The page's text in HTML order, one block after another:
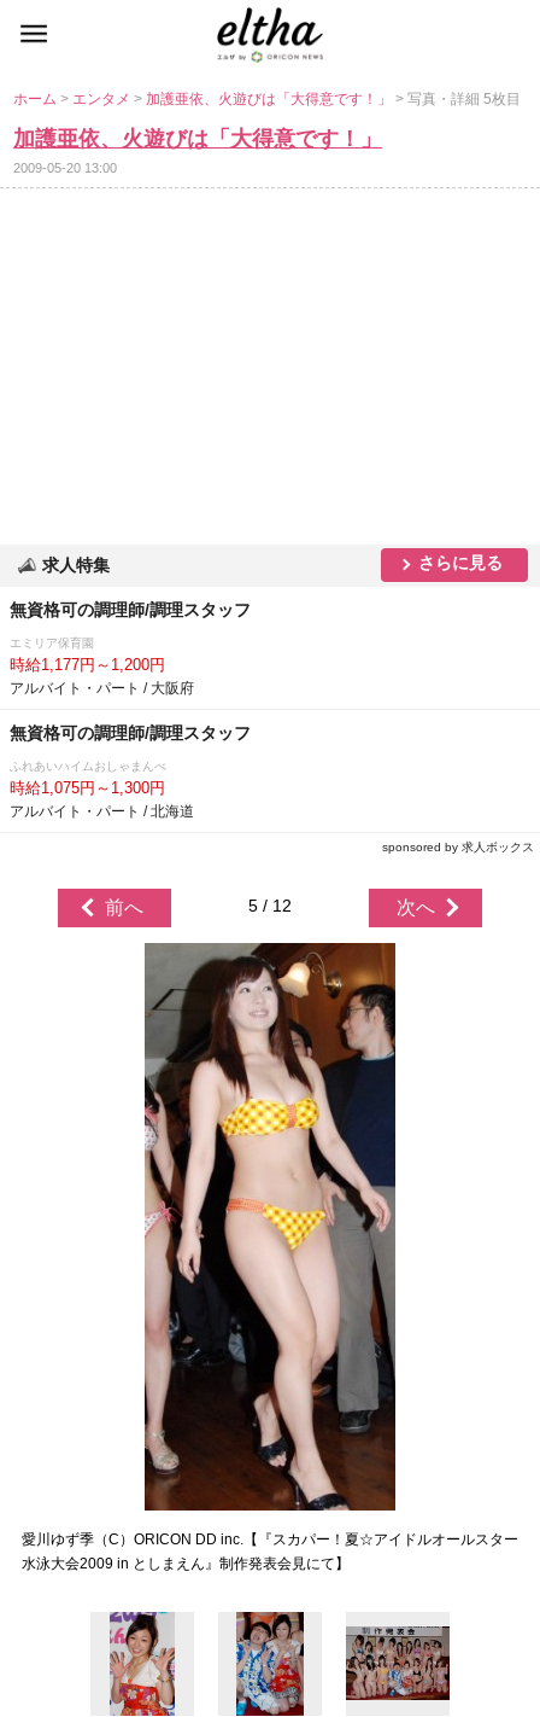
ホーム> エンタメ>加護亜依、火遊びは「大得意です！」> 写真・詳細 5枚目
加護亜依、火遊びは「大得意です！」
2009-05-20 13:00
求人特集 さらに見る
無資格可の調理師/調理スタッフ
エミリア保育園
時給1,177円～1,200円
アルバイト・パート / 大阪府
無資格可の調理師/調理スタッフ
ふれあいハイムおしゃまんべ
時給1,075円～1,300円
アルバイト・パート / 北海道
sponsored by 求人ボックス
前へ 5 / 12 次へ
愛川ゆず季（C）ORICON DD inc.【『スカパー！夏☆アイドルオールスター
水泳大会2009 in としまえん』制作発表会見にて】